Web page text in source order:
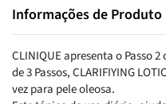
Informações de Produto
CLINIQUE apresenta o Passo
de 3 Passos, CLARIFIYING
vez para pele oleosa.